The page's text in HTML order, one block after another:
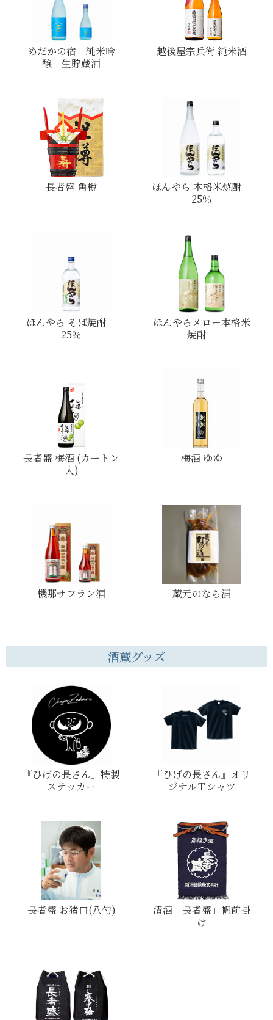
めだかの宿 純米吟
醸 生貯蔵酒
越後屋宗兵衛 純米酒
長者盛 角樽
ほんやら 本格米焼酎
25％
ほんやら そば焼酎
25％
ほんやらメロー本格米
焼酎
長者盛 梅酒 (カートン
入)
梅酒 ゆゆ
機那サフラン酒 蔵元のなら漬
酒蔵グッズ
『ひげの長さん』特製
ステッカー
『ひげの長さん』オリ
ジナルＴシャツ
長者盛 お猪口(八勺)
清酒「長者盛」帆前掛
け